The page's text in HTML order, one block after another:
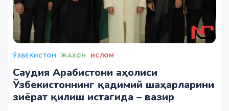
ЎЗБЕКИСТОН ЖАХОН ИСЛОМ
Саудия Арабистони аҳолиси
Ўзбекистоннинг қадимий шаҳарларини
зиёрат қилиш истагида – вазир